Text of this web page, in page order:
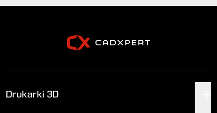
Drukarki 3D